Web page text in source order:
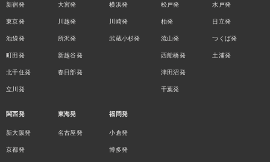
新宿発
東京発
池袋発
町田発
北千住発
立川発
大宮発
川越発
所沢発
新越谷発
春日部発
横浜発
川崎発
武蔵小杉発
松戸発
柏発
流山発
西船橋発
津田沼発
千葉発
水戸発
日立発
つくば発
土浦発
関西発
新大阪発
京都発
東海発
名古屋発
福岡発
小倉発
博多発